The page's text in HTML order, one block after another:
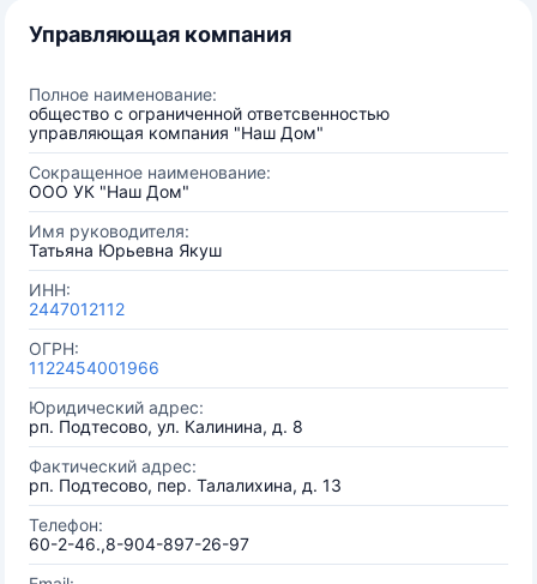
Управляющая компания
Полное наименование:
общество с ограниченной ответсвенностью
управляющая компания "Наш Дом"
Сокращенное наименование:
ООО УК "Наш Дом"
Имя руководителя:
Татьяна Юрьевна Якуш
ИНН:
2447012112
ОГРН:
1122454001966
Юридический адрес:
рп. Подтесово, ул. Калинина, д. 8
Фактический адрес:
рп. Подтесово, пер. Талалихина, д. 13
Телефон:
60-2-46.,8-904-897-26-97